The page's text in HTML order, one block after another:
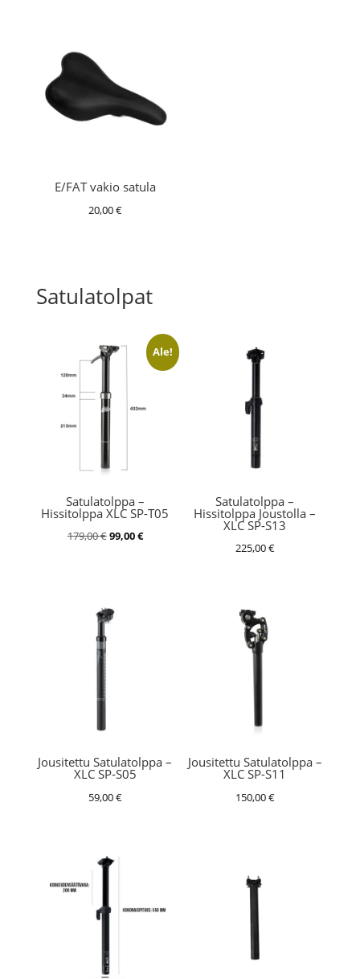
E/FAT vakio satula
20,00€
Satulatolpat
Ale!
Satulatolppa –
Hissitolppa XLC SP-T05
179,00€Alkuperäinen
99,00€Nykyinen
Satulatolppa –
Hissitolppa Joustolla –
XLC SP-S13
225,00€
Jousitettu Satulatolppa –
XLC SP-S05
59,00€
Jousitettu Satulatolppa –
XLC SP-S11
150,00€